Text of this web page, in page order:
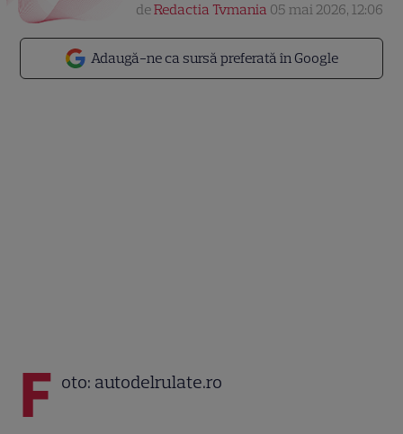
Adaugă-ne ca sursă preferată în Google
deRedactia Tvmania 05 mai 2026, 12:06
F oto: autodelrulate.ro